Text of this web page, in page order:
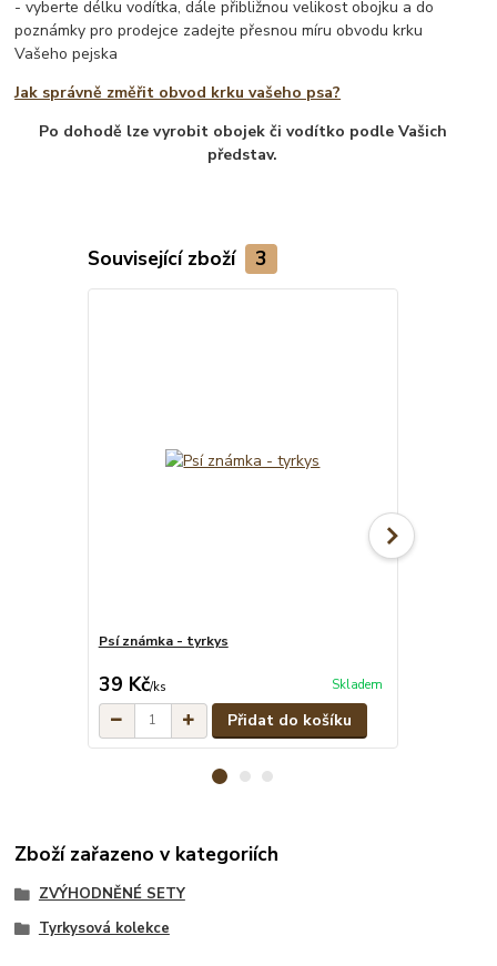
- vyberte délku vodítka, dále přibližnou velikost obojku a do
poznámky pro prodejce zadejte přesnou míru obvodu krku
Vašeho pejska
Jak správně změřit obvod krku vašeho psa?
Po dohodě lze vyrobit obojek či vodítko podle Vašich
představ.
Související zboží 3
Psí známka - tyrkys
39 Kč/ks Skladem
Přidat do košíku
Zboží zařazeno v kategoriích
ZVÝHODNĚNÉ SETY
Tyrkysová kolekce